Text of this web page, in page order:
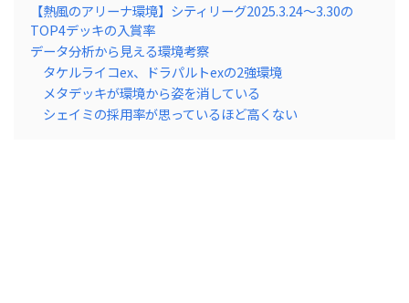
【熱風のアリーナ環境】シティリーグ2025.3.24～3.30の
TOP4デッキの入賞率
データ分析から見える環境考察
タケルライコex、ドラパルトexの2強環境
メタデッキが環境から姿を消している
シェイミの採用率が思っているほど高くない